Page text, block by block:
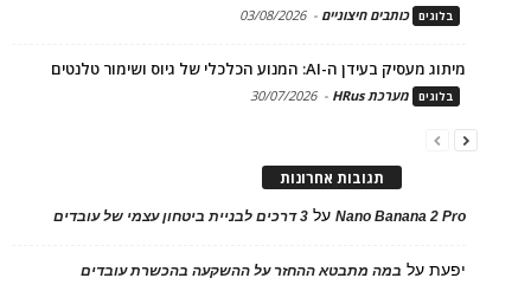
בלוגים כותבים חיצוניים -
03/08/2026
מיתוג מעסיק בעידן ה-AI: המנוע הכלכלי של גיוס ושימור טלנטים
בלוגים מערכת HRus -
30/07/2026
תגובות אחרונות
Nano Banana 2 Proעל 3 דרכים לבניית ביטחון עצמי של עובדים
יפעתעל במה מתבטא ההחזר על ההשקעה בהכשרת עובדים